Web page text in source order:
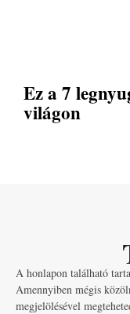
Ez a 7
világon
A honlapon található
Amennyiben mégis
megjelölésével